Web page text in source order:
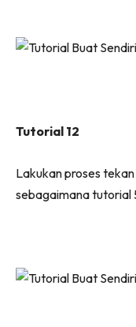
Tutorial 12
Lakukan proses
sebagaimana tutorial